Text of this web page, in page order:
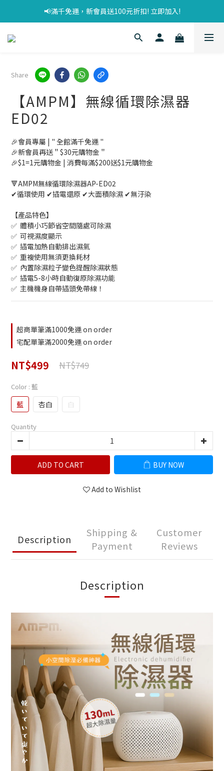
📢滿千免運，新會員送100元折扣! 立即加入!
Share
【AMPM】無線循環除濕器
ED02
🎉會員專屬 | " 全館滿千免運 "
🎉新會員再送＂$30元購物金＂
🎉$1=1元購物金 | 消費每滿$200送$1元購物金
🔻AMPM無線循環除濕器AP-ED02
✔循環使用 ✔插電還原 ✔大面積除濕 ✔無汙染
【產品特色】
✅  體積小巧節省空間隨處可除濕
✅  可視濕度顯示
✅  插電加熱自動排出濕氣
✅  重複使用無須更換耗材
✅  內置除濕粒子變色提醒除濕狀態
✅  插電5-8小時自動復原除濕功能
✅  主機機身自帶插頭免帶線！
超商單筆滿1000免運 on order
宅配單筆滿2000免運 on order
NT$499 NT$749
Color : 藍
藍 杏白 白
Quantity
ADD TO CART BUY NOW
Add to Wishlist
Description
Shipping &
Payment
Customer
Reviews
Description